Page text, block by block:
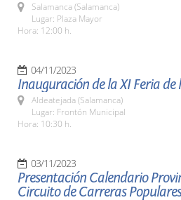
Salamanca (Salamanca)
Lugar: Plaza Mayor
Hora: 12:00 h.
04/11/2023
Inauguración de la XI Feria de
Aldeatejada (Salamanca)
Lugar: Frontón Municipal
Hora: 10:30 h.
03/11/2023
Presentación Calendario
Circuito de Carreras